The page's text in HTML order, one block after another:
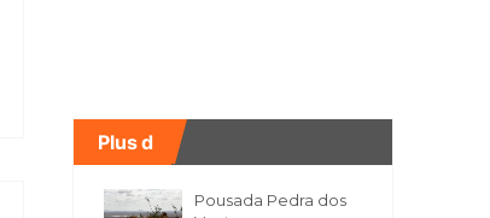
Plus d
Pousada Pedra dos